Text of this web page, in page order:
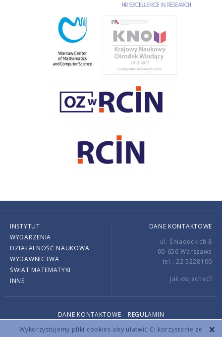
Wykorzystujemy pliki cookies aby ułatwić Ci korzystanie ze
INSTYTUT
WYDARZENIA
DZIAŁALNOŚĆ NAUKOWA
WYDAWNICTWA
ŚWIAT MATEMATYKI
INNE
DANE KONTAKTOWE
ul. Śniadeckich 8
00-656 Warszawa
tel.: 22 5228100
Jak dojechać?
DANE KONTAKTOWE
REGULAMIN
Copyright © 2026 by IMPAN. All rights reserved.